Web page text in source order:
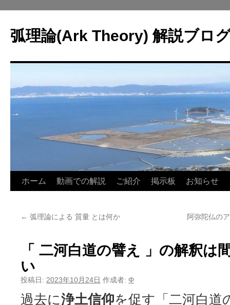
テ
ン
へ
ッ
プ
弧理論(Ark Theory) 解説ブロ
ホーム 動画での解説 ご紹介 掲示板 お知らせ
← 弧理論による 質量 とは何か 阿弥陀仏の
「 二河白道の譬え 」の解釈は
い
投稿日: 2023年10月24日 作成者: Φ
過去に浄土信仰を促す「二河白道